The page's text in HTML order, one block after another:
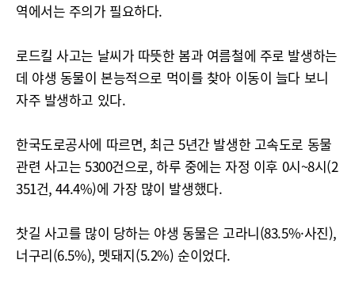
역에서는 주의가 필요하다.
로드킬 사고는 날씨가 따뜻한 봄과 여름철에 주로 발생하는
데 야생 동물이 본능적으로 먹이를 찾아 이동이 늘다 보니
자주 발생하고 있다.
한국도로공사에 따르면, 최근 5년간 발생한 고속도로 동물
관련 사고는 5300건으로, 하루 중에는 자정 이후 0시~8시(2
351건, 44.4%)에 가장 많이 발생했다.
찻길 사고를 많이 당하는 야생 동물은 고라니(83.5%·사진),
너구리(6.5%), 멧돼지(5.2%) 순이었다.